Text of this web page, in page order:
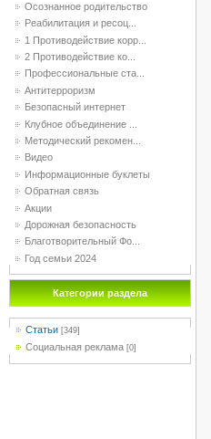
Осознанное родительство
Реабилитация и ресоц...
1 Противодействие корр...
2 Противодействие ко...
Профессиональные ста...
Антитерроризм
Безопасный интернет
Клубное объединение ...
Методический рекомен...
Видео
Информационные буклеты
Обратная связь
Акции
Дорожная безопасность
Благотворительный Фо...
Год семьи 2024
Категории раздела
Статьи [349]
Социальная реклама [0]